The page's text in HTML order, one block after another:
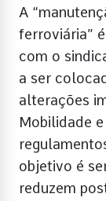
A
ferroviária”
com o
a ser
alterações
Mobilidade
objetivo é
reduzem